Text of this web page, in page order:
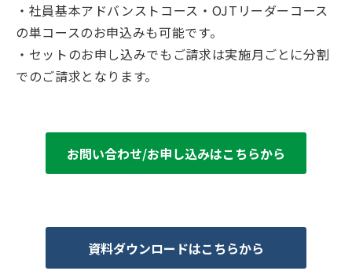
・社員基本アドバンストコース・OJTリーダーコース
の単コースのお申込みも可能です。
・セットのお申し込みでもご請求は実施月ごとに分割
でのご請求となります。
お問い合わせ/お申し込みはこちらから
資料ダウンロードはこちらから